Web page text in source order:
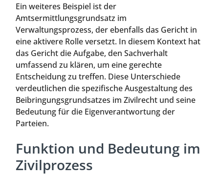
Ein weiteres Beispiel ist der
Amtsermittlungsgrundsatz im
Verwaltungsprozess, der ebenfalls das Gericht in
eine aktivere Rolle versetzt. In diesem Kontext hat
das Gericht die Aufgabe, den Sachverhalt
umfassend zu klären, um eine gerechte
Entscheidung zu treffen. Diese Unterschiede
verdeutlichen die spezifische Ausgestaltung des
Beibringungsgrundsatzes im Zivilrecht und seine
Bedeutung für die Eigenverantwortung der
Parteien.
Funktion und Bedeutung im
Zivilprozess